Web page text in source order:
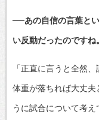
──あの自信の言葉と
い反動だったのですね。
「正直に言うと全然
体重が落ちれば大丈
うに試合について考